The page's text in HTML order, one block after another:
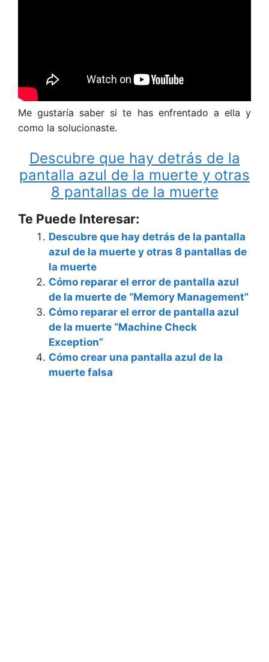
Me gustaría saber si te has enfrentado a ella y
como la solucionaste.
Descubre que hay detrás de la
pantalla azul de la muerte y otras
8 pantallas de la muerte
Te Puede Interesar:
Descubre que hay detrás de la pantalla
azul de la muerte y otras 8 pantallas de
la muerte
Cómo reparar el error de pantalla azul
de la muerte de “Memory Management”
Cómo reparar el error de pantalla azul
de la muerte “Machine Check
Exception”
Cómo crear una pantalla azul de la
muerte falsa